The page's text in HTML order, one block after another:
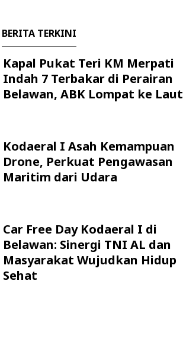
BERITA TERKINI
Kapal Pukat Teri KM Merpati
Indah 7 Terbakar di Perairan
Belawan, ABK Lompat ke Laut
Kodaeral I Asah Kemampuan
Drone, Perkuat Pengawasan
Maritim dari Udara
Car Free Day Kodaeral I di
Belawan: Sinergi TNI AL dan
Masyarakat Wujudkan Hidup
Sehat